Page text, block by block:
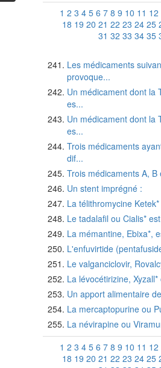
1 2 3 4 5 6 7 8 9 10 11 12
18 19 20 21 22 23 24 25
31 32 33 34 35
Les médicaments
provoque...
Un médicament dont la
es...
Un médicament dont la
es...
Trois médicaments
dif...
Trois médicaments A,
Un stent imprégné :
La télithromycine
Le tadalafil ou Cialis*
La mémantine, Ebixa*,
L'enfuvirtide
Le valganciclovir,
La lévocétirizine, Xyzall*
Un apport alimentaire
La mercaptopurine ou
La névirapine ou
1 2 3 4 5 6 7 8 9 10 11 12
18 19 20 21 22 23 24 25